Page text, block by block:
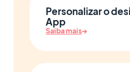
Personalizar o
App
Saiba mais→